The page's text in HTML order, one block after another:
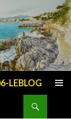
LEBLOG